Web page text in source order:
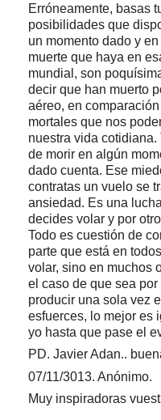
Erróneamente, basas
posibilidades que
un momento dado y
muerte que haya en
mundial, son
decir que han muerto
aéreo, en
mortales que nos
nuestra vida
de morir en algún
dado cuenta. Ese
contratas un vuelo se
ansiedad. Es una
decides volar y por
Todo es cuestión de
parte que está en
volar, sino en muchos
el caso de que sea
producir una sola vez
esfuerces, lo mejor es
yo hasta que pase el
PD. Javier Adan..
07/11/3013. Anónimo.
Muy inspiradoras